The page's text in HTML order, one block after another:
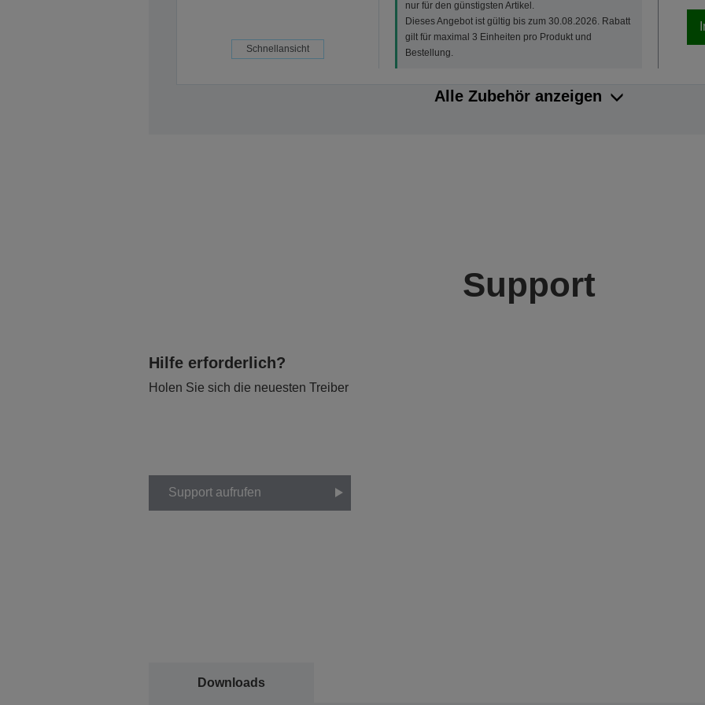
Schnellansicht
nur für den günstigsten Artikel.
Dieses Angebot ist gültig bis zum 30.08.2026. Rabatt
gilt für maximal 3 Einheiten pro Produkt und
Bestellung.
Alle Zubehör anzeigen
Support
Hilfe erforderlich?
Holen Sie sich die neuesten Treiber
Support aufrufen
Downloads